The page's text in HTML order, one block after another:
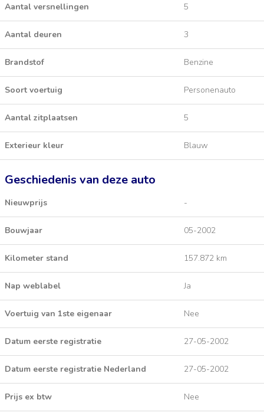
Aantal versnellingen 5
Aantal deuren 3
Brandstof Benzine
Soort voertuig Personenauto
Aantal zitplaatsen 5
Exterieur kleur Blauw
Geschiedenis van deze auto
Nieuwprijs -
Bouwjaar 05-2002
Kilometer stand 157.872 km
Nap weblabel Ja
Voertuig van 1ste eigenaar Nee
Datum eerste registratie 27-05-2002
Datum eerste registratie Nederland 27-05-2002
Prijs ex btw Nee